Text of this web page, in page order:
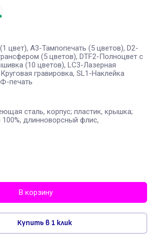
цвет), A3-Тампопечать (5 цветов), D2-
(5 цветов), DTF2-Полноцвет с
(10 цветов), LC3-Лазерная
гравировка, SL1-Наклейка
печать
сталь, корпус; пластик, крышка;
длинноворсный флис,
В корзину
Купить в 1 клик